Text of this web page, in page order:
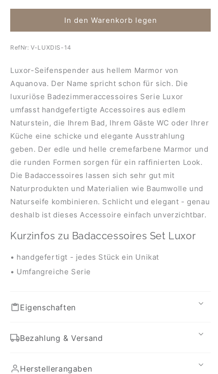
Menge
Luxor-
Marmor-
creme
Menge
für
Luxor-
Marmor-
creme
In den Warenkorb legen
RefNr:V-LUXDIS-14
Luxor-Seifenspender aus hellem Marmor von
Aquanova. Der Name spricht schon für sich. Die
luxuriöse Badezimmeraccessoires Serie Luxor
umfasst handgefertigte Accessoires aus edlem
Naturstein, die Ihrem Bad, Ihrem Gäste WC oder Ihrer
Küche eine schicke und elegante Ausstrahlung
geben. Der edle und helle cremefarbene Marmor und
die runden Formen sorgen für ein raffinierten Look.
Die Badaccessoires lassen sich sehr gut mit
Naturprodukten und Materialien wie Baumwolle und
Naturseife kombinieren. Schlicht und elegant - genau
deshalb ist dieses Accessoire einfach unverzichtbar.
Kurzinfos zu Badaccessoires Set Luxor
• handgefertigt - jedes Stück ein Unikat
• Umfangreiche Serie
Eigenschaften
Bezahlung & Versand
Herstellerangaben